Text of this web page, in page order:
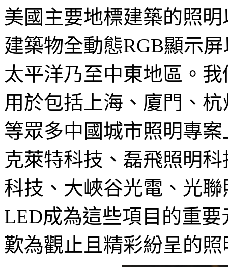
美國主要地標建築的照
建築物全動態RGB顯示
太平洋乃至中東地區。
用於包括上海、廈門、
等眾多中國城市照明專
克萊特科技、磊飛照明
科技、大峽谷光電、光
LED成為這些項目的重
歎為觀止且精彩紛呈的